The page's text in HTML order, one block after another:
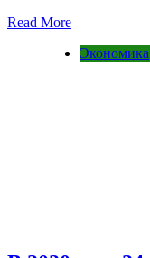
Read More
Экономика